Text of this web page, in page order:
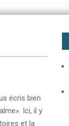
écris bien
Ici, il y
et la